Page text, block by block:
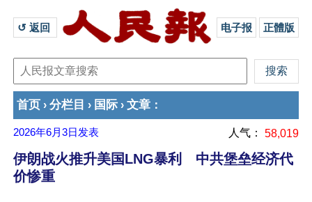
↺ 返回 电子报 正體版
首页 › 分栏目 › 国际 › 文章 ：
2026年6月3日 发表 人气： 58,019
伊朗战火推升美国LNG暴利 中共堡垒经济代
价惨重